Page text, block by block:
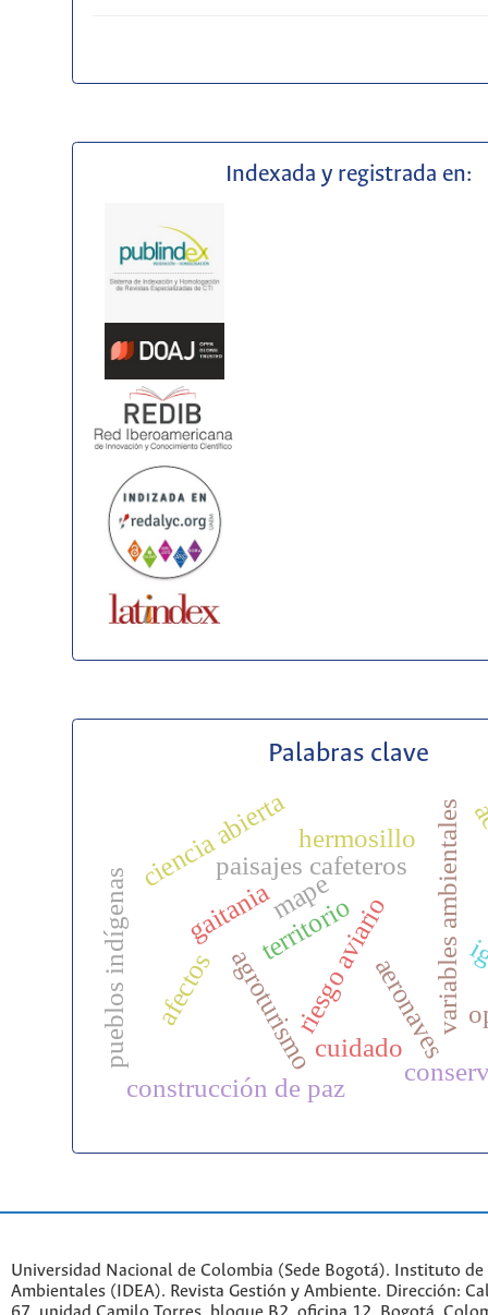
Indexada y registrada en:
Palabras clave
variables ambientales
riesgo aviarioaeronaves
gaitania
agroturismo
construcción de paz
paisajes cafeteros
territorio
ciencia abierta
pueblos indígenas cuidado
afectos
hermosillo
mape
Universidad Nacional de Colombia (Sede Bogotá). Instituto de
Ambientales (IDEA). Revista Gestión y Ambiente. Dirección: